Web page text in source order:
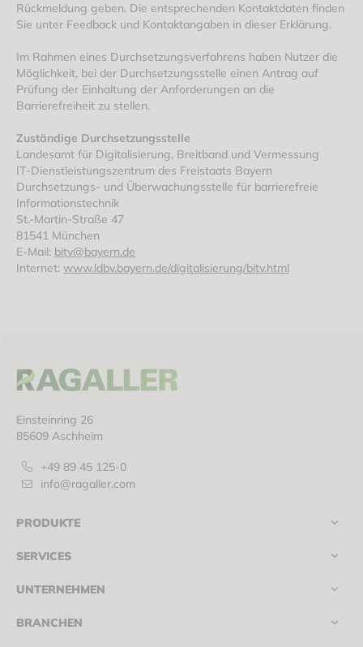
Rückmeldung geben. Die entsprechenden Kontaktdaten finden
Sie unter Feedback und Kontaktangaben in dieser Erklärung.
Im Rahmen eines Durchsetzungsverfahrens haben Nutzer die
Möglichkeit, bei der Durchsetzungsstelle einen Antrag auf
Prüfung der Einhaltung der Anforderungen an die
Barrierefreiheit zu stellen.
Zuständige Durchsetzungsstelle
Landesamt für Digitalisierung, Breitband und Vermessung
IT-Dienstleistungszentrum des Freistaats Bayern
Durchsetzungs- und Überwachungsstelle für barrierefreie
Informationstechnik
St.-Martin-Straße 47
81541 München
E-Mail: bitv@bayern.de
Internet: www.ldbv.bayern.de/digitalisierung/bitv.html
Einsteinring 26
85609 Aschheim
+49 89 45 125-0
info@ragaller.com
PRODUKTE
SERVICES
UNTERNEHMEN
BRANCHEN